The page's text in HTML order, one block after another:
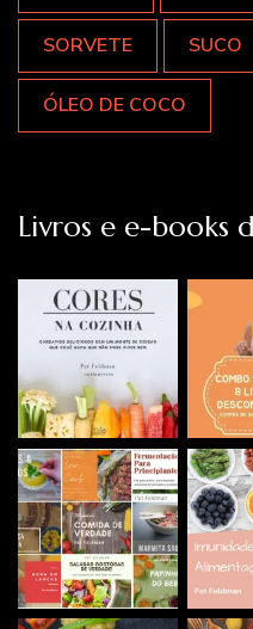
SORVETE SUCO
ÓLEO DE COCO
Livros e e-books